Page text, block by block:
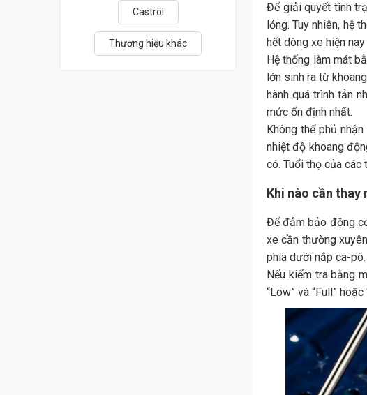
Để giải quyết tình
lỏng. Tuy nhiên, hệ
hết dòng xe hiện
Hệ thống làm mát
lớn sinh ra từ
hành quá trình tản
mức ổn định nhất.
Không thể phủ
nhiệt độ khoang
có. Tuổi thọ của
Khi nào cần thay
Để đảm bảo động
xe cần thường
phía dưới nắp ca-pô.
Nếu kiểm tra bằng
“Low” và “Full” hoặc
Castrol
Thương hiệu khác